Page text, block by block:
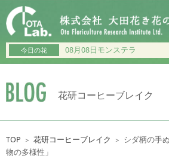
今日の花 08月08日モンステラ
花研コーヒーブレイク
TOP ＞ 花研コーヒーブレイク ＞ シダ柄の手
物の多様性」